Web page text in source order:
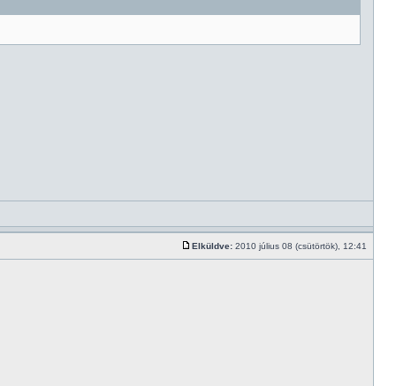
Elküldve: 2010 július 08 (csütörtök), 12:41